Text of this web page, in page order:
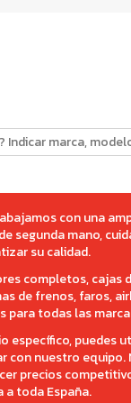
vehículosal mejor
profesional.
con una
segunda mano,
su calidad.
completos, cajas
de frenos, faros,
para todas las
específico, puedes
con nuestro equipo.
precios
a toda España.